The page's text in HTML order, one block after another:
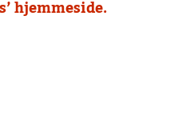
hjemmeside.